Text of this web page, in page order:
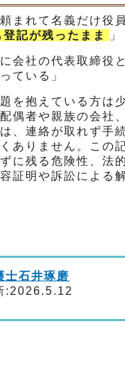
頼まれて名義だけ役
記が残ったまま 」
会社の代表取締役
ている」
を抱えている方は
偶者や親族の会社
、連絡が取れず手
ありません。この
に残る危険性、法
証明や訴訟による
士石井琢磨
:2026.5.12